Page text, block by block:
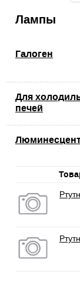
Лампы
Галоген
Для
печей